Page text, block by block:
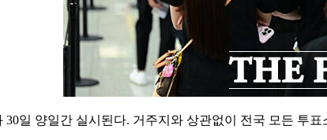
일 양일간 실시된다. 거주지와 상관없이 전국 모든 투